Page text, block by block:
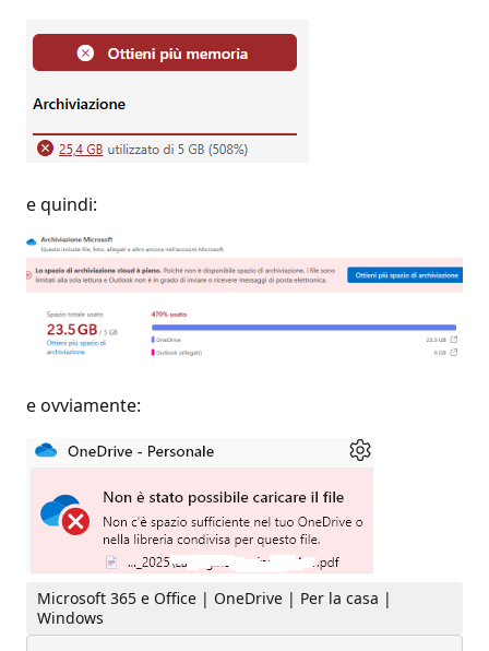
e quindi:
e ovviamente:
Microsoft 365 e Office | OneDrive | Per la casa |
Windows